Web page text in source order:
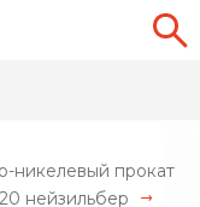
никелевый прокат
нейзильбер